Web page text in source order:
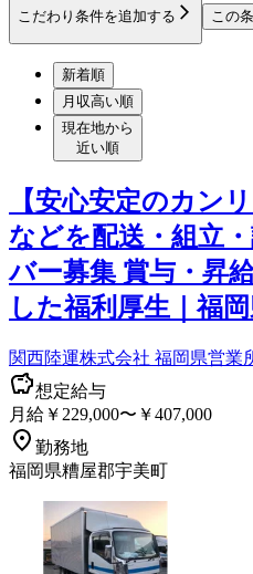
こだわり条件を追加する この
新着順
月収高い順
現在地から
近い順
【安心安定のカン
などを配送・組立
バー募集 賞与・昇
した福利厚生｜福
関西陸運株式会社 福岡県営業
想定給与
月給￥229,000〜￥407,000
勤務地
福岡県糟屋郡宇美町